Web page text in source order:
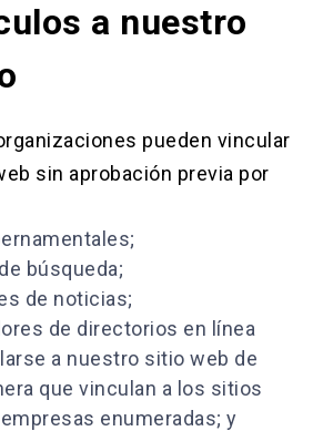
a nuestro
pueden vincular
sin aprobación previa por
búsqueda;
de noticias;
de directorios en línea
a nuestro sitio web de
que vinculan a los sitios
enumeradas; y